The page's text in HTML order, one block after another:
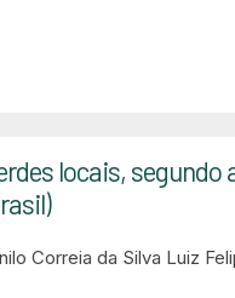
locais,
Correia da Silva Luiz